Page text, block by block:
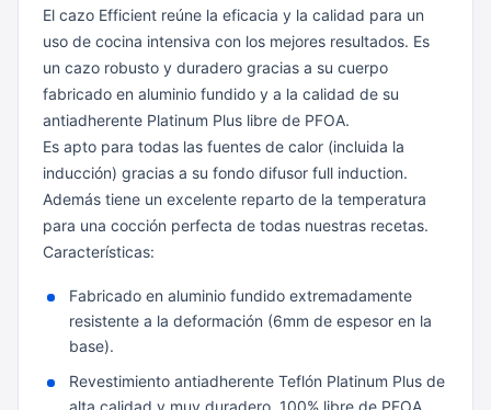
El cazo Efficient reúne la eficacia y la calidad para un
uso de cocina intensiva con los mejores resultados. Es
un cazo robusto y duradero gracias a su cuerpo
fabricado en aluminio fundido y a la calidad de su
antiadherente Platinum Plus libre de PFOA.
Es apto para todas las fuentes de calor (incluida la
inducción) gracias a su fondo difusor full induction.
Además tiene un excelente reparto de la temperatura
para una cocción perfecta de todas nuestras recetas.
Características:
Fabricado en aluminio fundido extremadamente
resistente a la deformación (6mm de espesor en la
base).
Revestimiento antiadherente Teflón Platinum Plus de
alta calidad y muy duradero. 100% libre de PFOA.